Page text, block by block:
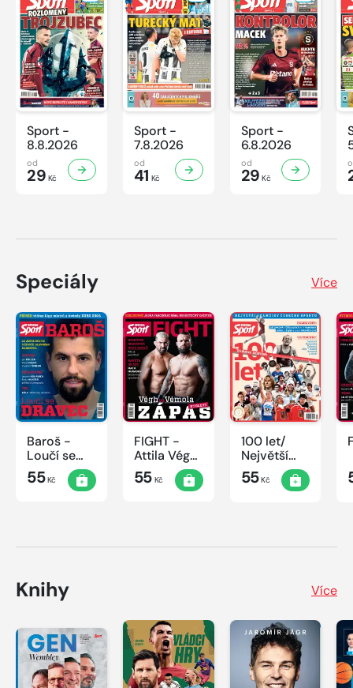
Sport -
8.8.2026
od
29 Kč
Sport -
7.8.2026
od
41 Kč
Sport -
6.8.2026
od
29 Kč
Speciály Více
Baroš -
Loučí se
dravec
55Kč
FIGHT -
Attila Végh
vs. Karlos
Vémola
55Kč
100 let/
Největší
okamžiky
českého
55Kč
Knihy Více